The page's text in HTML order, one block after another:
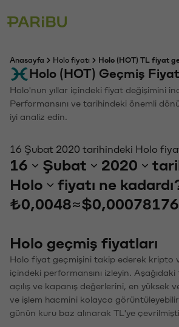
Anasayfa Holo fiyatı Holo (HOT) TL fiyat
Holo (HOT) Geçmiş
Holo'nun yıllar içindeki fiyat değişimini
Performansını ve tarihindeki önemli
iyi analiz edin.
16 Şubat 2020 tarihindeki Holo
16 Şubat 2020
Holo
fiyatı ne
₺0,0048≈$0,00078176
Holo geçmiş fiyatları
Holo fiyat geçmişini takip ederek kripto
içindeki performansını izleyin.
açılış ve kapanış değerlerini, en yüksek
ve işlem hacmini kolayca
günün kuru baz alınarak TL'ye